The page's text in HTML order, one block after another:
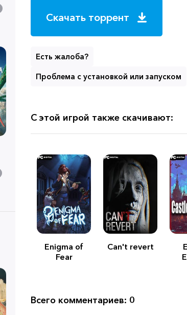
Скачать торрент
Есть жалоба?
Проблема с установкой или запуском
С этой игрой также скачивают:
Enigma of
Fear
Can't revert
Всего комментариев: 0